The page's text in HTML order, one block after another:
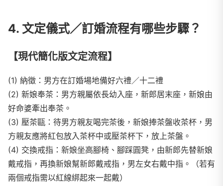
4. 文定儀式／訂婚流程有哪些步驟？
【現代簡化版文定流程】
(1) 納徵：男方在訂婚場地備好六禮／十二禮
(2) 新娘奉茶：男方親屬依長幼入座，新郎居末座，新娘由
好命婆牽出奉茶。
(3) 壓茶甌：待男方親友喝完茶後，新娘捧茶盤收茶杯，男
方親友應將紅包放入茶杯中或壓茶杯下，放上茶盤。
(4) 交換戒指：新娘坐高腳椅、腳踩圓凳，由新郎先替新娘
戴戒指，再換新娘幫新郎戴戒指，男左女右戴中指。（若有
兩個戒指需以紅線綁起來一起戴）